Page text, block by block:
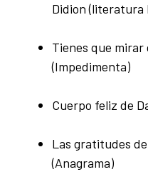
Didion (literatura
Tienes que
(Impedimenta)
Cuerpo feliz de
Las gratitudes
(Anagrama)